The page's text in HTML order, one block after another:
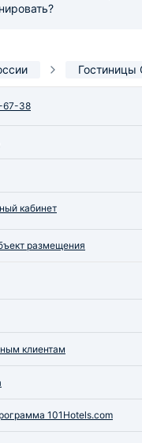
Гостиницы
67-38
кабинет
размещения
клиентам
101Hotels.com